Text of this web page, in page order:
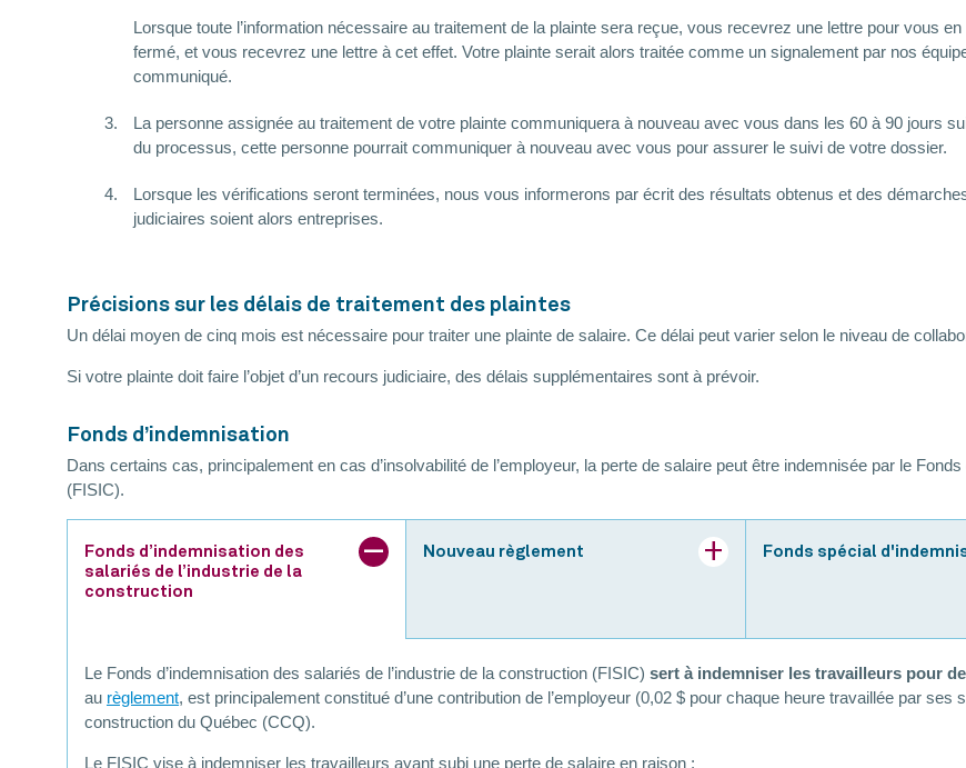
Lorsque toute l’information nécessaire au traitement de la plainte sera reçue, vous recevrez une lettre pour vous
fermé, et vous recevrez une lettre à cet effet. Votre plainte serait alors traitée comme un signalement par nos
communiqué.
La personne assignée au traitement de votre plainte communiquera à nouveau avec vous dans les 60 à 90 jours
du processus, cette personne pourrait communiquer à nouveau avec vous pour assurer le suivi de votre dossier.
Lorsque les vérifications seront terminées, nous vous informerons par écrit des résultats obtenus et des
judiciaires soient alors entreprises.
Précisions sur les délais de traitement des plaintes
Un délai moyen de cinq mois est nécessaire pour traiter une plainte de salaire. Ce délai peut varier selon le niveau de
Si votre plainte doit faire l’objet d’un recours judiciaire, des délais supplémentaires sont à prévoir.
Fonds d’indemnisation
Dans certains cas, principalement en cas d’insolvabilité de l’employeur, la perte de salaire peut être indemnisée par le
(FISIC).
Fonds d’indemnisation des
salariés de l’industrie de la
construction
Nouveau règlement Fonds spécial
Le Fonds d’indemnisation des salariés de l’industrie de la construction (FISIC) sert à indemniser les travailleurs pour
au règlement, est principalement constitué d’une contribution de l’employeur (0,02 $ pour chaque heure travaillée par
construction du Québec (CCQ).
Le FISIC vise à indemniser les travailleurs ayant subi une perte de salaire en raison :